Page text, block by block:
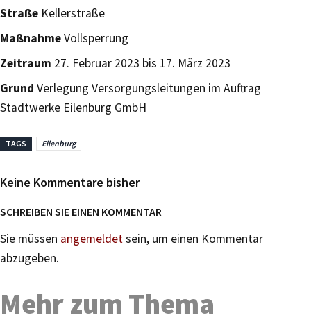
Straße Kellerstraße
MaßnahmeVollsperrung
Zeitraum 27. Februar 2023 bis 17. März 2023
Grund Verlegung Versorgungsleitungen im Auftrag
Stadtwerke Eilenburg GmbH
TAGS Eilenburg
Keine Kommentare bisher
SCHREIBEN SIE EINEN KOMMENTAR
Sie müssen angemeldetsein, um einen Kommentar
abzugeben.
Mehr zum Thema